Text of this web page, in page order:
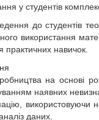
у студентів
до студентів
використання
навичок.
на основі
наявних
використовуючи
даних.